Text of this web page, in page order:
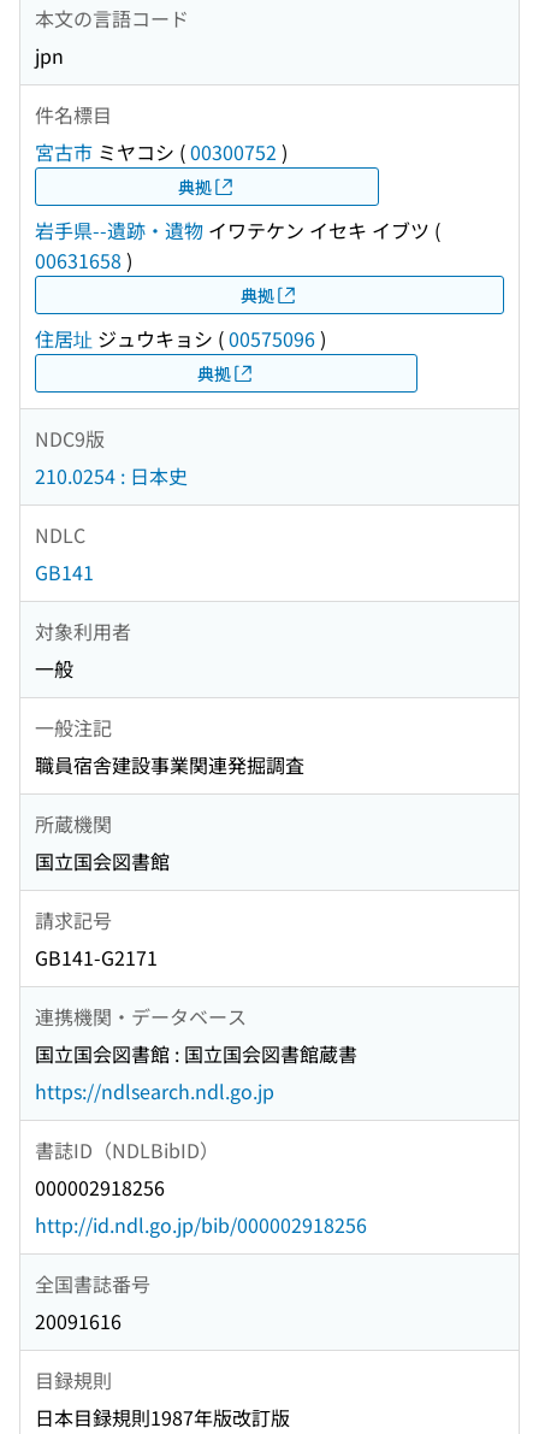
本文の言語コード
jpn
件名標目
宮古市 ミヤコシ (00300752 )
典拠
岩手県--遺跡・遺物 イワテケン イセキ イブツ (
00631658 )
典拠
住居址 ジュウキョシ (00575096)
典拠
NDC9版
210.0254 : 日本史
NDLC
GB141
対象利用者
一般
一般注記
職員宿舎建設事業関連発掘調査
所蔵機関
国立国会図書館
請求記号
GB141-G2171
連携機関・データベース
国立国会図書館 : 国立国会図書館蔵書
https://ndlsearch.ndl.go.jp
書誌ID（NDLBibID）
000002918256
http://id.ndl.go.jp/bib/000002918256
全国書誌番号
20091616
目録規則
日本目録規則1987年版改訂版